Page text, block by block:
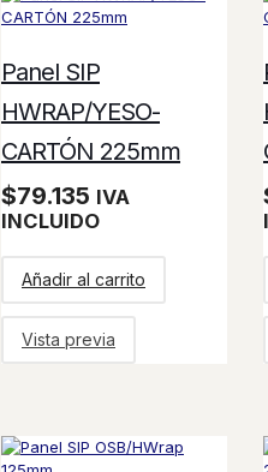
Panel SIP
HWRAP/YESO-
CARTÓN 225mm
$79.135 IVA
INCLUIDO
Añadir al carrito
Vista previa